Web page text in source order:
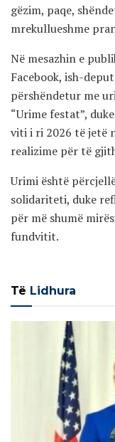
gëzim, paqe,
mrekullueshme
Në mesazhin e
Facebook, ish-
përshëndetur me
“Urime festat”,
viti i ri 2026 të jetë
realizime për të
Urimi është
solidariteti, duke
për më shumë
fundvitit.
Të Lidhura